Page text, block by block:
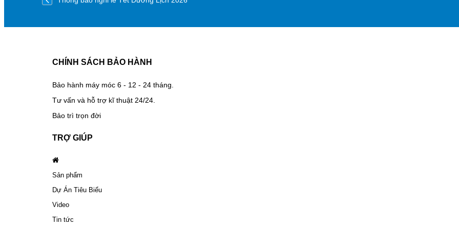
CHÍNH SÁCH BẢO HÀNH
Bảo hành máy móc 6 - 12 - 24 tháng.
Tư vấn và hỗ trợ kĩ thuật 24/24.
Bảo trì trọn đời
TRỢ GIÚP
Sản phẩm
Dự Án Tiêu Biểu
Video
Tin tức